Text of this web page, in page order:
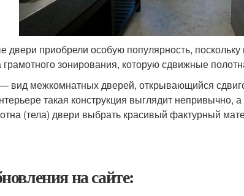
двери приобрели особую популярность,
грамотного зонирования, которую сдвижные
вид межкомнатных дверей, открывающийся
такая конструкция выглядит непривычно,
(тела) двери выбрать красивый фактурный
на сайте: